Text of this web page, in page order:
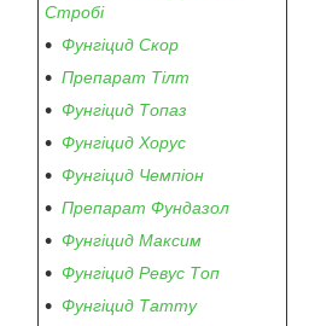
Стробі
Фунгіцид Скор
Препарат Тілт
Фунгіцид Топаз
Фунгіцид Хорус
Фунгіцид Чемпіон
Препарат Фундазол
Фунгіцид Максим
Фунгіцид Ревус Топ
Фунгіцид Татту